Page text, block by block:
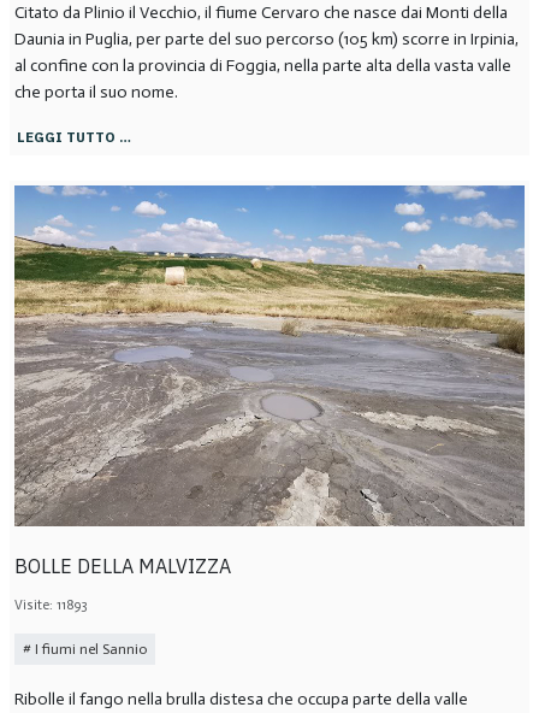
Citato da Plinio il Vecchio, il fiume Cervaro che nasce dai Monti della
Daunia in Puglia, per parte del suo percorso (105 km) scorre in Irpinia,
al confine con la provincia di Foggia, nella parte alta della vasta valle
che porta il suo nome.
LEGGI TUTTO …
BOLLE DELLA MALVIZZA
Visite: 11893
I fiumi nel Sannio
Ribolle il fango nella brulla distesa che occupa parte della valle